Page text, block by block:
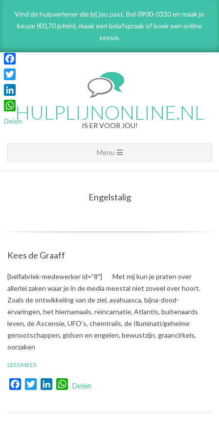
content
Vind de hulpverlener die bij jou past. Bel 0900-0330 en maak je
keuze (€0,70 p/min), maak een belafspraakof boek een online
sessie.
HULPLIJNONLINE.NL
IS ER VOOR JOU!
Navigation
Menu
Menu
Engelstalig
Kees de Graaff
2017-
10-
13
[belfabriek-medewerker id=”8″] Met mij kun je praten over
allerlei zaken waar je in de media meestal niet zoveel over hoort.
Zoals de ontwikkeling van de ziel, ayahuasca, bijna-dood-
ervaringen, het hiernamaals, reïncarnatie, Atlantis, buitenaards
leven, de Ascensie, UFO’s, chemtrails, de Illuminati/geheime
genootschappen, gidsen en engelen, bewustzijn, graancirkels,
oorzaken
LEES MEER
FacebookTwitterLinkedInWhatsApp
Delen
Facebook
Twitter
LinkedIn
WhatsApp
Delen